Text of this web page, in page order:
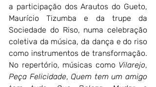
a participação dos Arautos do Gueto,
Maurício Tizumba e da trupe da
Sociedade do Riso, numa celebração
coletiva da música, da dança e do riso
como instrumentos de transformação.
No repertório, músicas como Vilarejo
Peça Felicidade, Quem tem um amigo